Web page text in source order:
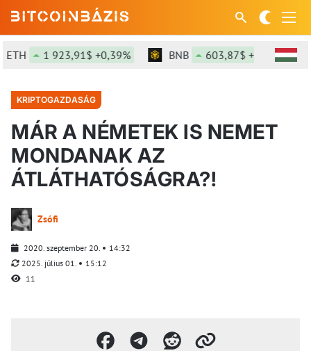
1 923,91$ +0,39% BNB 603,87$ +0,2%
KRIPTOGAZDASÁG
MÁR A NÉMETEK IS NEMET
MONDANAK AZ
ÁTLÁTHATÓSÁGRA?!
Zsófi
2020. szeptember 20.
14:32
2025. július 01.
15:12
11